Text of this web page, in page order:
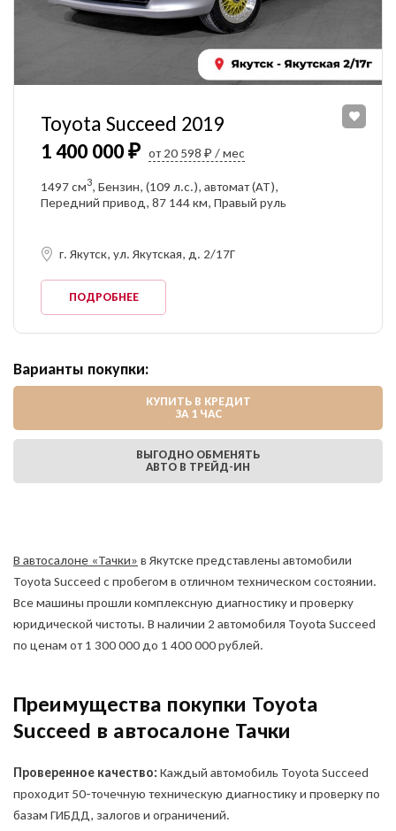
1 400 000 ₽ от 20 598 ₽ / мес
Toyota Succeed 2019
1497 см3, Бензин, (109 л.с.), автомат (AT),
Передний привод, 87 144 км, Правый руль
г. Якутск, ул. Якутская, д. 2/17Г
ПОДРОБНЕЕ
Варианты покупки:
КУПИТЬ В КРЕДИТ
ЗА 1 ЧАС
ВЫГОДНО ОБМЕНЯТЬ
АВТО В ТРЕЙД-ИН
В автосалоне «Тачки» в Якутске представлены автомобили
Toyota Succeed с пробегом в отличном техническом состоянии.
Все машины прошли комплексную диагностику и проверку
юридической чистоты. В наличии 2 автомобиля Toyota Succeed
по ценам от 1 300 000 до 1 400 000 рублей.
Преимущества покупки Toyota
Succeed в автосалоне Тачки
Проверенное качество: Каждый автомобиль Toyota Succeed
проходит 50-точечную техническую диагностику и проверку по
базам ГИБДД, залогов и ограничений.
Оформите анкету онлайн и
получите решение без
посещения офиса!